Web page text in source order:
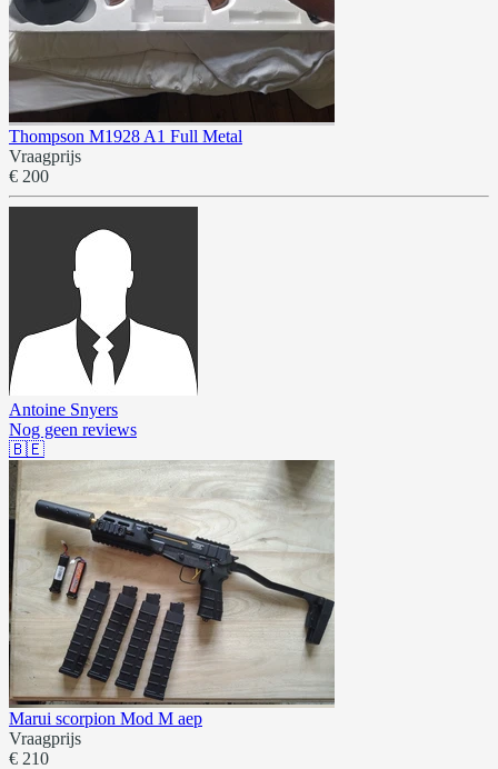
Thompson M1928 A1 Full Metal
Vraagprijs
€ 200
Antoine Snyers
Nog geen reviews
🇧🇪
Marui scorpion Mod M aep
Vraagprijs
€ 210